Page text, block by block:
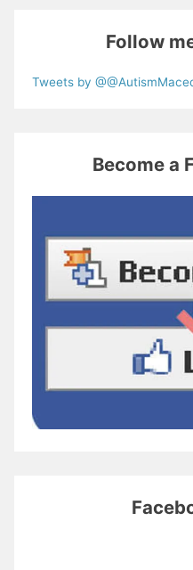
Follow
Tweets by
Become a